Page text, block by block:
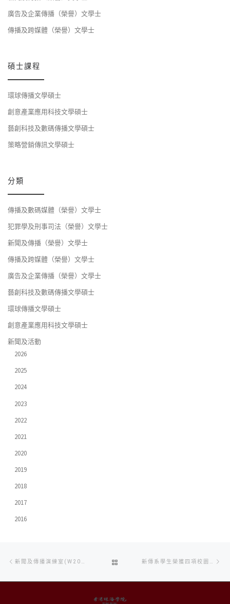
廣告及企業傳播（榮譽）文學士
傳播及跨媒體（榮譽）文學士
碩士課程
環球傳播文學碩士
創意產業應用科技文學碩士
藝創科技及數碼傳播文學碩士
策略營銷傳訊文學碩士
分類
傳播及數碼媒體（榮譽）文學士
犯罪學及刑事司法（榮譽）文學士
新聞及傳播（榮譽）文學士
傳播及跨媒體（榮譽）文學士
廣告及企業傳播（榮譽）文學士
藝創科技及數碼傳播文學碩士
環球傳播文學碩士
創意產業應用科技文學碩士
新聞及活動
2026
2025
2024
2023
2022
2021
2020
2019
2018
2017
2016
navigation
Previous
TO